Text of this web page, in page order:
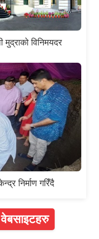
विनिमयदर
निर्माण गरिँदै
वेबसाइटहरु